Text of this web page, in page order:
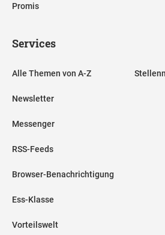
Promis
Services
Alle Themen von A-Z
Newsletter
Messenger
RSS-Feeds
Browser-Benachrichtigung
Ess-Klasse
Vorteilswelt